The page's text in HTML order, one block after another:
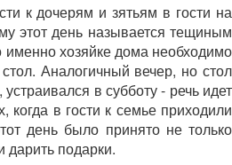
к дочерям и зятьям в гости на
этот день называется тещиным
именно хозяйке дома необходимо
Аналогичный вечер, но стол
в субботу - речь идет
когда в гости к семье приходили
день было принято не только
дарить подарки.